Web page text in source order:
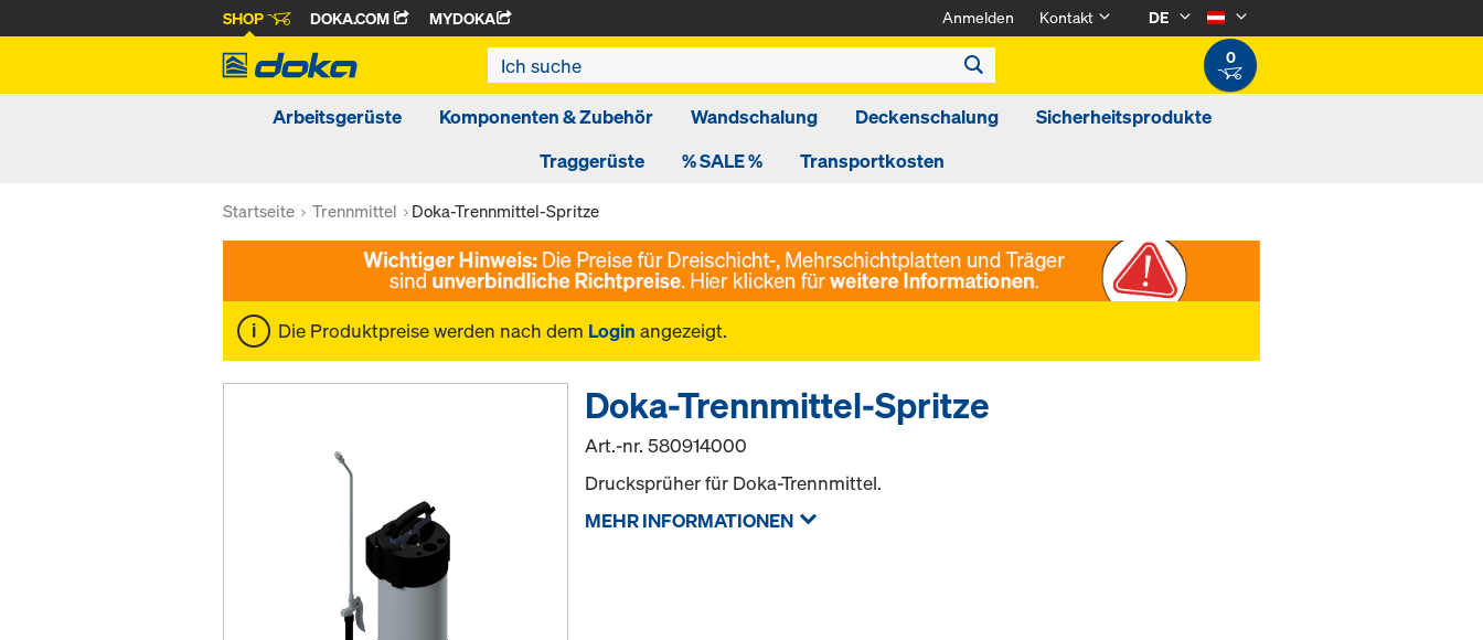
SHOP DOKA.COM MYDOKA Anmelden Kontakt
DE
0
Arbeitsgerüste Komponenten & Zubehör Wandschalung Deckenschalung
Sicherheitsprodukte
Traggerüste
% SALE % Transportkosten
Startseite Trennmittel Doka-Trennmittel-Spritze
Die Produktpreise werden nach dem Login angezeigt.
Doka-Trennmittel-Spritze
Art.-nr.580914000
Drucksprüher für Doka-Trennmittel.
MEHR INFORMATIONEN